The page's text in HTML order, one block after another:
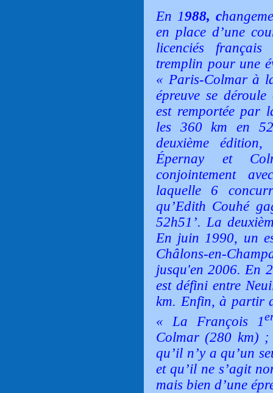
En 1988, c
en place d’une
licenciés
tremplin pour une
« Paris-Colmar à
épreuve se
est remportée par
les 360 km en
deuxième
Épernay et
conjointement
laquelle 6
qu’Edith Couhé
52h51’. La
En juin 1990, un
Châlons-en-
jusqu'en 2006. En
est défini entre
km. Enfin, à partir
« La François 1
Colmar (280 km)
qu’il n’y a qu’un
et qu’il ne s’agit
mais bien d’une